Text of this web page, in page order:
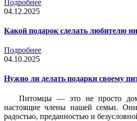
Подробнее
04.12.2025
Какой подарок сделать любителю
Подробнее
04.10.2025
Нужно ли делать подарки своему
Питомцы — это не просто
настоящие члены нашей семьи.
радостью, преданностью и